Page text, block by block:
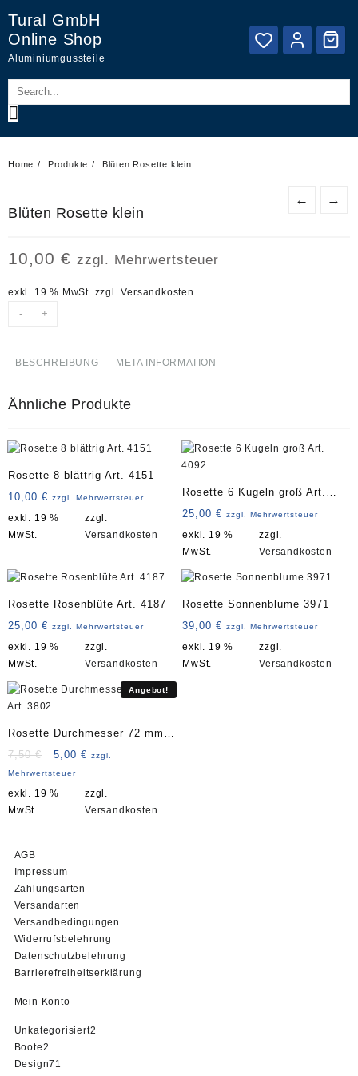
content
Tural GmbH
Online Shop
Aluminiumgussteile
Home Produkte Blüten Rosette klein
← →
Blüten Rosette klein
10,00 € zzgl. Mehrwertsteuer
exkl. 19 % MwSt. zzgl.Versandkosten
- +
BESCHREIBUNG META INFORMATION
Ähnliche Produkte
Rosette 8 blättrig Art. 4151
10,00 € zzgl. Mehrwertsteuer
exkl. 19 %
MwSt.
zzgl.
Versandkosten
Rosette 6 Kugeln groß Art.
4092
25,00€ zzgl. Mehrwertsteuer
exkl. 19 %
MwSt.
zzgl.
Versandkosten
Rosette Rosenblüte Art. 4187
25,00 € zzgl. Mehrwertsteuer
exkl. 19 %
MwSt.
zzgl.
Versandkosten
Rosette Sonnenblume 3971
39,00€ zzgl. Mehrwertsteuer
exkl. 19 %
MwSt.
zzgl.
Versandkosten
Angebot!
Rosette Durchmesser 72 mm
Art. 3802
7,50€
Ursprünglicher
Preis
war:
7,50 €
5,00 € Aktueller
ist:
5,00 €.
zzgl.
Mehrwertsteuer
exkl. 19 %
MwSt.
zzgl.
Versandkosten
AGB
Impressum
Zahlungsarten
Versandarten
Versandbedingungen
Widerrufsbelehrung
Datenschutzbelehrung
Barrierefreiheitserklärung
Mein Konto
Unkategorisiert2
Boote2
Produkte
Design71